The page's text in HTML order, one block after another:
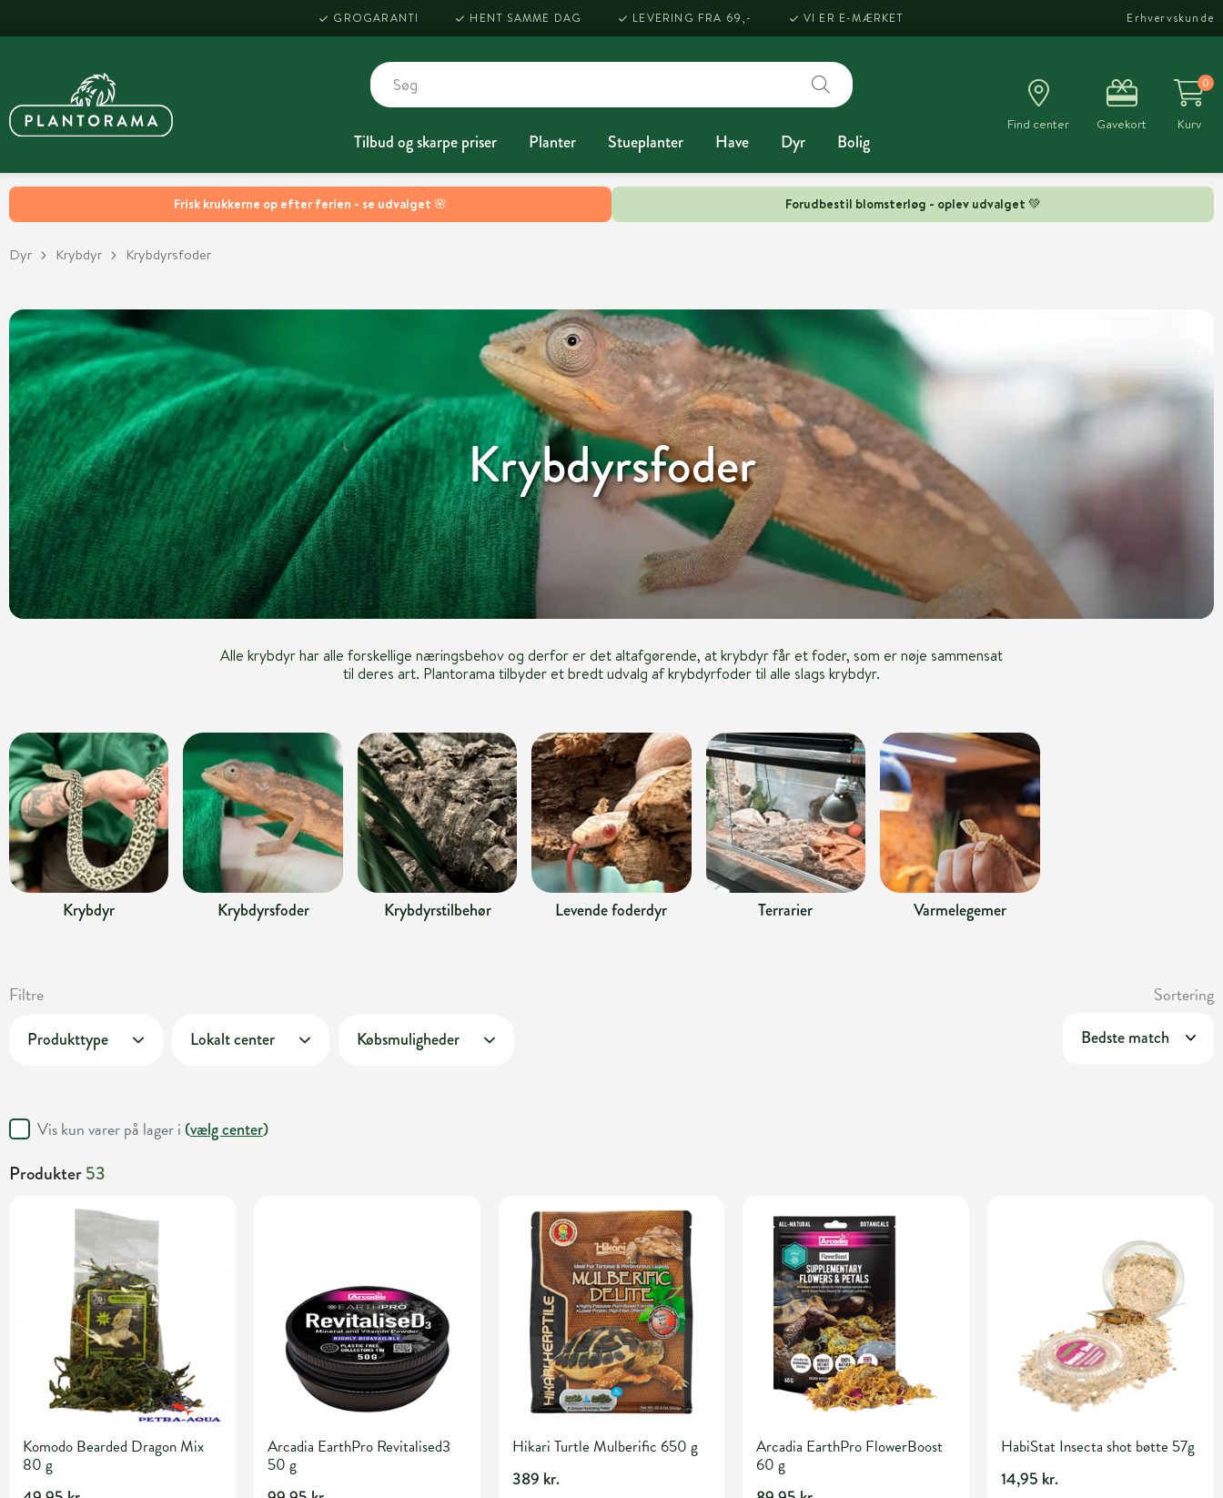
Frisk krukkerne op efter ferien - se udvalget 🌸 Forudbestil blomsterløg - oplev udvalget 💚
GROGARANTI HENT SAMME DAG LEVERING FRA 69,- VI ER E-MÆRKET Erhvervskunde
Tilbud og skarpe priser Planter Stueplanter Have Dyr Bolig
Find center Gavekort
0
Kurv
Dyr Krybdyr Krybdyrsfoder
Krybdyrsfoder
Alle krybdyr har alle forskellige næringsbehov og derfor er det altafgørende, at krybdyr får et foder, som er nøje sammensat
til deres art. Plantorama tilbyder et bredt udvalg af krybdyrfoder til alle slags krybdyr.
Krybdyr Krybdyrsfoder Krybdyrstilbehør Levende foderdyr Terrarier Varmelegemer
Filtre Sortering
Produkttype Lokalt center Købsmuligheder
Vis kun varer på lager i (vælg center)
Produkter53
Komodo Bearded Dragon Mix
80 g
Arcadia EarthPro Revitalised3
50 g
Hikari Turtle Mulberific 650 g
389 kr.
Arcadia EarthPro FlowerBoost
60 g
HabiStat Insecta shot bøtte 57g
14,95 kr.